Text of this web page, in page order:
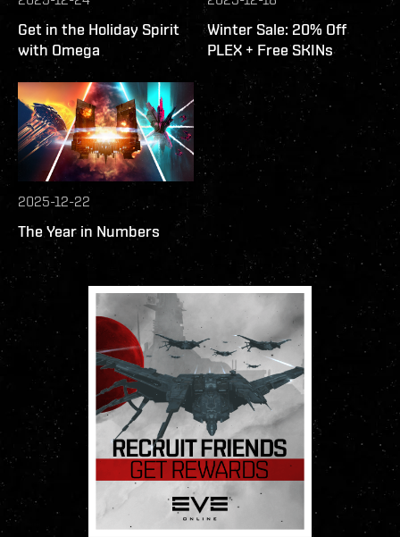
Get in the Holiday Spirit
with Omega
Winter Sale: 20% Off
PLEX + Free SKINs
2025-12-22
The Year in Numbers